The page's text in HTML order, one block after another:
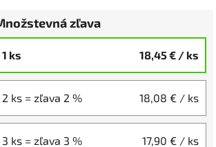
zľava
1 ks 18,45 € / ks
2 ks = zľava 2 % 18,08 € / ks
3 ks = zľava 3 % 17,90 € / ks